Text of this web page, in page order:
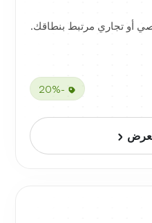
أو تجاري مرتبط بنطاقك.
-20%